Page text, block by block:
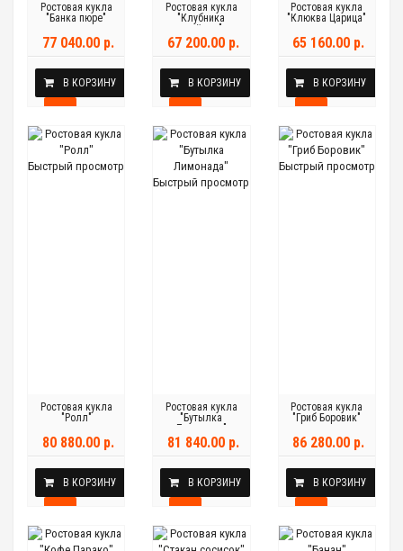
Ростовая кукла
"Банка пюре"
77 040.00 р.
В КОРЗИНУ
Ростовая кукла
"Клубника
весёлая"
67 200.00 р.
В КОРЗИНУ
Ростовая кукла
"Клюква Царица"
65 160.00 р.
В КОРЗИНУ
Быстрый просмотр
Ростовая кукла
"Ролл"
80 880.00 р.
В КОРЗИНУ
Быстрый просмотр
Ростовая кукла
"Бутылка
Лимонада"
81 840.00 р.
В КОРЗИНУ
Быстрый просмотр
Ростовая кукла
"Гриб Боровик"
86 280.00 р.
В КОРЗИНУ